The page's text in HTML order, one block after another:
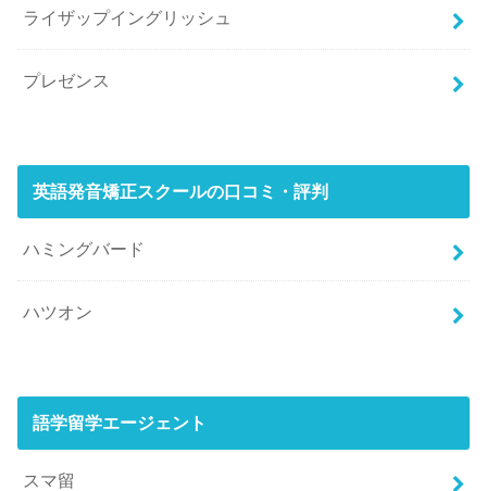
ライザップイングリッシュ
プレゼンス
英語発音矯正スクールの口コミ・評判
ハミングバード
ハツオン
語学留学エージェント
スマ留